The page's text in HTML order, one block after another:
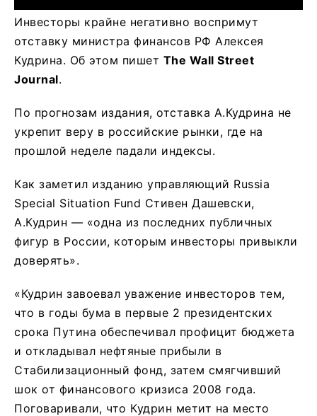
Инвесторы крайне негативно воспримут
отставку министра финансов РФ Алексея
Кудрина. Об этом пишет The Wall Street
Journal.
По прогнозам издания, отставка А.Кудрина не
укрепит веру в российские рынки, где на
прошлой неделе падали индексы.
Как заметил изданию управляющий Russia
Special Situation Fund Стивен Дашевски,
А.Кудрин — «одна из последних публичных
фигур в России, которым инвесторы привыкли
доверять».
«Кудрин завоевал уважение инвесторов тем,
что в годы бума в первые 2 президентских
срока Путина обеспечивал профицит бюджета
и откладывал нефтяные прибыли в
Стабилизационный фонд, затем смягчивший
шок от финансового кризиса 2008 года.
Поговаривали, что Кудрин метит на место